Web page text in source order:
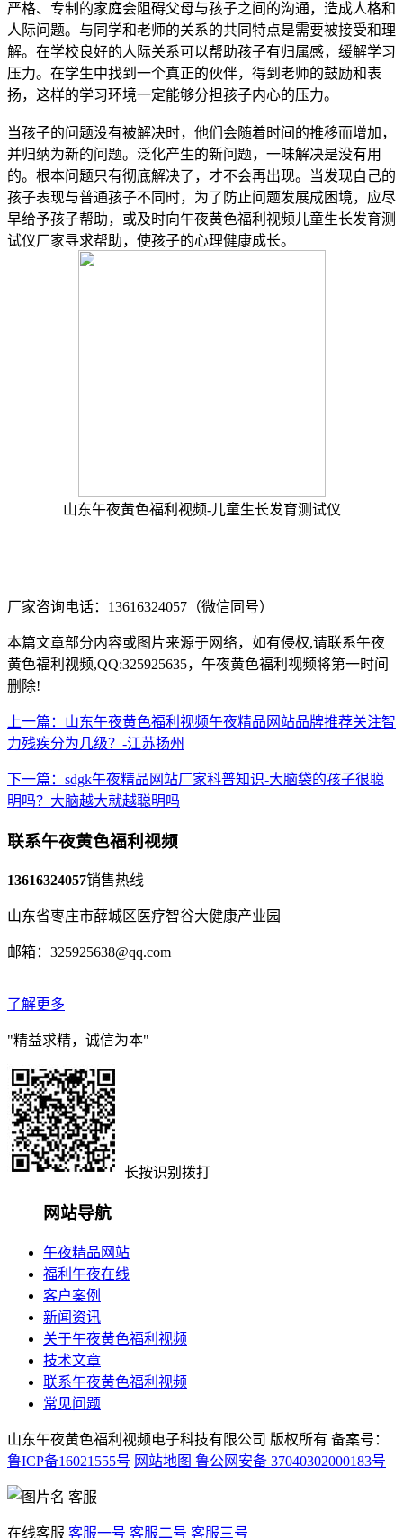
严格、专制的家庭会阻碍父母与孩子之间的沟通，造成人格和
人际问题。与同学和老师的关系的共同特点是需要被接受和理
解。在学校良好的人际关系可以帮助孩子有归属感，缓解学习
压力。在学生中找到一个真正的伙伴，得到老师的鼓励和表
扬，这样的学习环境一定能够分担孩子内心的压力。
当孩子的问题没有被解决时，他们会随着时间的推移而增加，
并归纳为新的问题。泛化产生的新问题，一味解决是没有用
的。根本问题只有彻底解决了，才不会再出现。当发现自己的
孩子表现与普通孩子不同时，为了防止问题发展成困境，应尽
早给予孩子帮助，或及时向午夜黄色福利视频儿童生长发育测
试仪厂家寻求帮助，使孩子的心理健康成长。
山东午夜黄色福利视频-儿童生长发育测试仪
厂家咨询电话：13616324057（微信同号）
本篇文章部分内容或图片来源于网络，如有侵权,请联系午夜
黄色福利视频,QQ:325925635，午夜黄色福利视频将第一时间
删除!
上一篇：山东午夜黄色福利视频午夜精品网站品牌推荐关注智
力残疾分为几级？-江苏扬州
下一篇：sdgk午夜精品网站厂家科普知识-大脑袋的孩子很聪
明吗？大脑越大就越聪明吗
联系午夜黄色福利视频
13616324057销售热线
山东省枣庄市薛城区医疗智谷大健康产业园
邮箱：325925638@qq.com
了解更多
"精益求精，诚信为本"
长按识别拨打
网站导航
午夜精品网站
福利午夜在线
客户案例
新闻资讯
关于午夜黄色福利视频
技术文章
联系午夜黄色福利视频
常见问题
山东午夜黄色福利视频电子科技有限公司 版权所有 备案号：
鲁ICP备16021555号 网站地图 鲁公网安备 37040302000183号
客服
在线客服 客服一号 客服二号 客服三号